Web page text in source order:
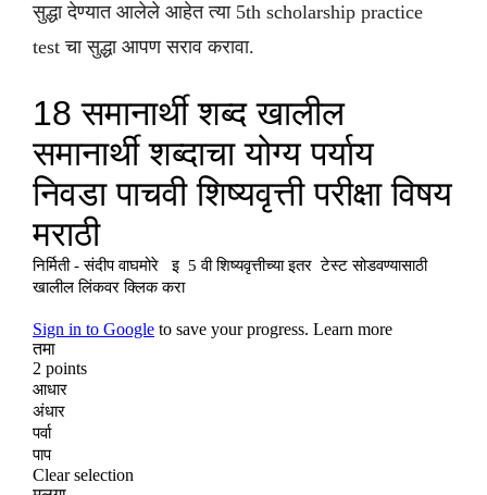
सुद्धा देण्यात आलेले आहेत त्या 5th scholarship practice
test चा सुद्धा आपण सराव करावा.